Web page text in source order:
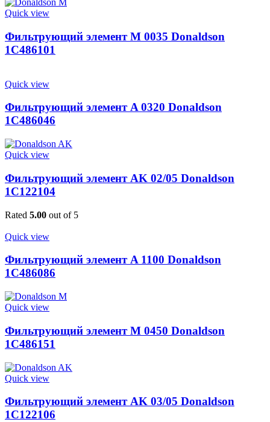
Quick view
Фильтрующий элемент M 0035 Donaldson
1C486101
Quick view
Фильтрующий элемент A 0320 Donaldson
1C486046
Quick view
Фильтрующий элемент AK 02/05 Donaldson
1C122104
Rated 5.00 out of 5
Quick view
Фильтрующий элемент A 1100 Donaldson
1C486086
Quick view
Фильтрующий элемент M 0450 Donaldson
1C486151
Quick view
Фильтрующий элемент AK 03/05 Donaldson
1C122106